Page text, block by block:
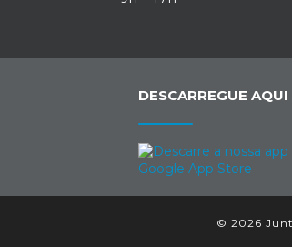
DESCARREGUE
© 2026